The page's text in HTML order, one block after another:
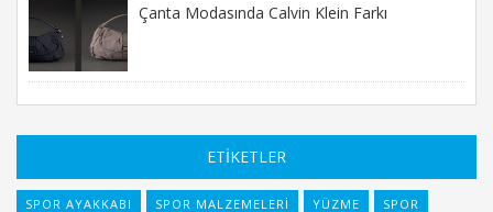
Çanta Modasında Calvin Klein Farkı
ETİKETLER
SPOR AYAKKABI SPOR MALZEMELERI YÜZME SPOR